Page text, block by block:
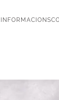
INFORMACIONS